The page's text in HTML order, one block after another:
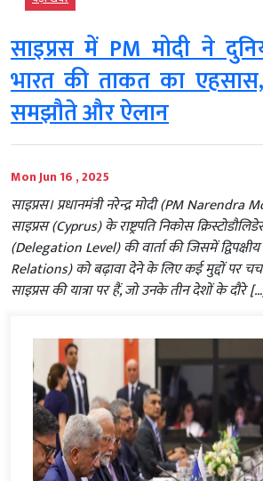
साइप्रस में PM मोदी ने
भारत की ताकत का
समझौते और ऐलान
Mon Jun 16 , 2025
साइप्रस। प्रधानमंत्री नरेन्द्र मोदी (PM Narendra
साइप्रस (Cyprus) के राष्ट्रपति निकोस
(Delegation Level) की वार्ता की जिसमें
Relations) को बढ़ावा देने के लिए कई मुद्दों पर
साइप्रस की यात्रा पर हैं, जो उनके तीन देशों के दौरे